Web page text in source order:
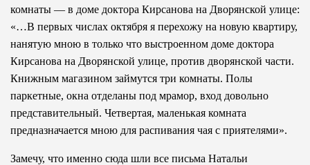
комнаты — в доме доктора Кирсанова на Дворянской улице:
«…В первых числах октября я перехожу на новую квартиру,
нанятую мною в только что выстроенном доме доктора
Кирсанова на Дворянской улице, против дворянской части.
Книжным магазином займутся три комнаты. Полы
паркетные, окна отделаны под мрамор, вход довольно
представительный. Четвертая, маленькая комната
предназначается мною для распивания чая с приятелями».
Замечу, что именно сюда шли все письма Натальи